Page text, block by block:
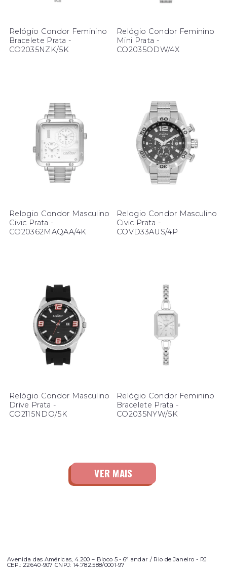
Relógio Condor Feminino
Bracelete Prata -
CO2035NZK/5K
Relógio Condor Feminino
Mini Prata -
CO2035ODW/4X
Relogio Condor Masculino
Civic Prata -
CO20362MAQAA/4K
Relogio Condor Masculino
Civic Prata -
COVD33AUS/4P
Relógio Condor Masculino
Drive Prata -
CO2115NDO/5K
Relógio Condor Feminino
Bracelete Prata -
CO2035NYW/5K
Avenida das Américas, 4.200 – Bloco 5 - 6º andar / Rio de Janeiro - RJ
CEP.: 22640-907 CNPJ: 14.782.588/0001-97